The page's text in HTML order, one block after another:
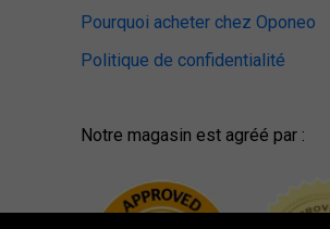
Pourquoi acheter chez Oponeo
Politique de confidentialité
Notre magasin est agréé par :